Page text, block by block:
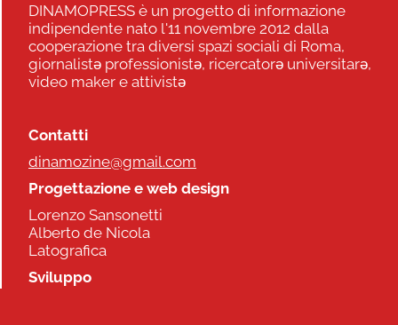
DINAMOPRESS è un progetto di informazione
indipendente nato l'11 novembre 2012 dalla
cooperazione tra diversi spazi sociali di Roma,
giornalistə professionistə, ricercatorə universitarə,
video maker e attivistə
Contatti
dinamozine@gmail.com
Progettazione e web design
Lorenzo Sansonetti
Alberto de Nicola
Latografica
Sviluppo